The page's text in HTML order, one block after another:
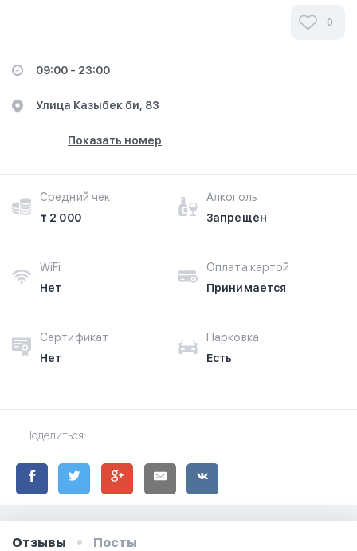
0
09:00 - 23:00
​Улица Казыбек би, 83
Показать номер
Средний чек
₸ 2 000
Алкоголь
Запрещён
WiFi
Нет
Оплата картой
Принимается
Сертификат
Нет
Парковка
Есть
Поделиться:
Отзывы Посты